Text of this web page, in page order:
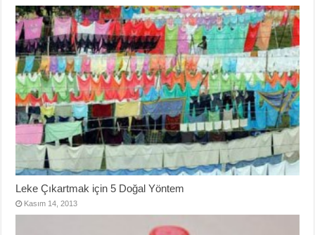
Leke Çıkartmak için 5 Doğal Yöntem
Kasım 14, 2013